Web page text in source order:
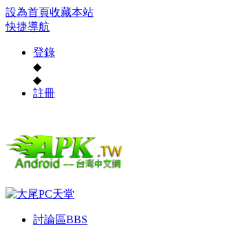
設為首頁收藏本站
快捷導航
登錄
◆
◆
註冊
討論區BBS